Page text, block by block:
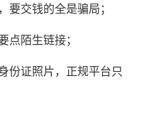
交钱的全是骗局；
点陌生链接；
份证照片，正规平台只